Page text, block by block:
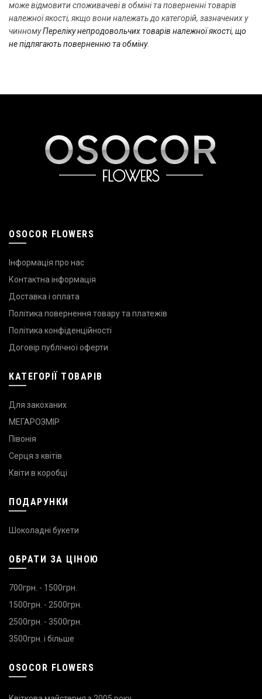
може відмовити споживачеві в обміні та поверненні товарів
належної якості, якщо вони належать до категорій, зазначених у
чинномуПереліку непродовольчих товарів належної якості, що
не підлягають поверненню та обміну.
OSOCOR FLOWERS
Інформація про нас
Контактна інформація
Доставка і оплата
Політика повернення товару та платежів
Політика конфіденційності
Договір публічної оферти
КАТЕГОРІЇ ТОВАРІВ
Для закоханих
МЕГАРОЗМІР
Півонія
Серця з квітів
Квіти в коробці
ПОДАРУНКИ
Шоколадні букети
ОБРАТИ ЗА ЦІНОЮ
700грн. - 1500грн.
1500грн. - 2500грн.
2500грн. - 3500грн.
3500грн. і більше
OSOCOR FLOWERS